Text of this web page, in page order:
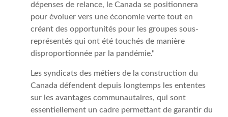
dépenses de relance, le Canada se positionnera
pour évoluer vers une économie verte tout en
créant des opportunités pour les groupes sous-
représentés qui ont été touchés de manière
disproportionnée par la pandémie."
Les syndicats des métiers de la construction du
Canada défendent depuis longtemps les ententes
sur les avantages communautaires, qui sont
essentiellement un cadre permettant de garantir du